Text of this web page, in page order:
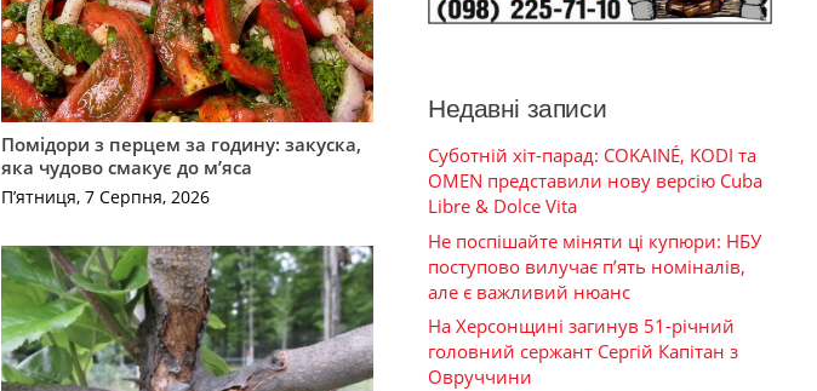
Помідори з перцем за годину: закуска,
яка чудово смакує до м’яса
П’ятниця, 7 Серпня, 2026
Недавні записи
Суботній хіт-парад: COKAINÉ, KODI та
OMEN представили нову версію Cuba
Libre & Dolce Vita
Не поспішайте міняти ці купюри: НБУ
поступово вилучає п’ять номіналів,
але є важливий нюанс
На Херсонщині загинув 51-річний
головний сержант Сергій Капітан з
Овруччини